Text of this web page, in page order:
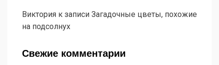
Виктория к записи Загадочные цветы, похожие
на подсолнух
Свежие комментарии